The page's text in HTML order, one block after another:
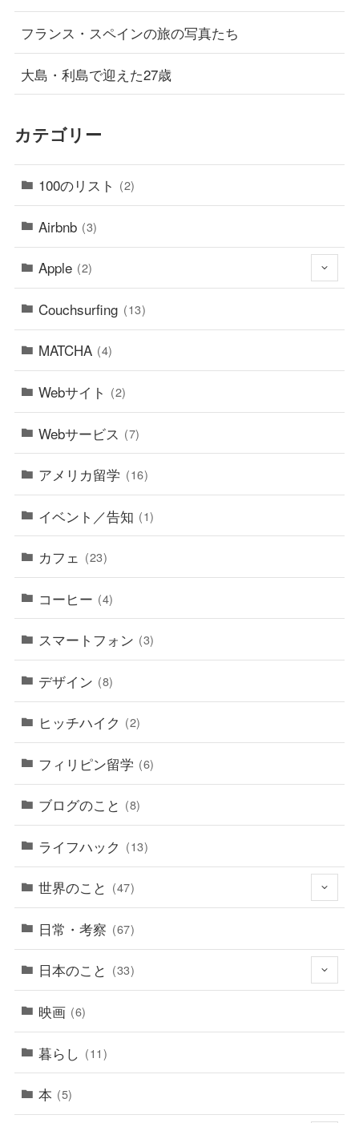
フランス・スペインの旅の写真たち
大島・利島で迎えた27歳
カテゴリー
100のリスト (2)
Airbnb (3)
Apple (2)
Couchsurfing (13)
MATCHA (4)
Webサイト (2)
Webサービス (7)
アメリカ留学 (16)
イベント／告知 (1)
カフェ (23)
コーヒー (4)
スマートフォン (3)
デザイン (8)
ヒッチハイク (2)
フィリピン留学 (6)
ブログのこと (8)
ライフハック (13)
世界のこと (47)
日常・考察 (67)
日本のこと (33)
映画 (6)
暮らし (11)
本 (5)